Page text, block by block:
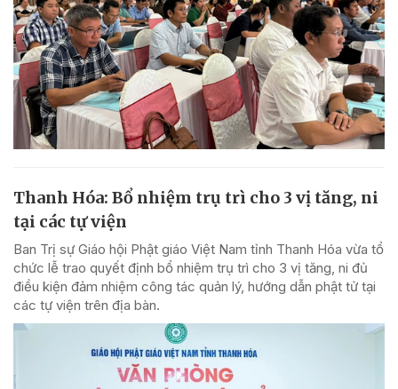
Thanh Hóa: Bổ nhiệm trụ trì cho 3 vị tăng, ni
tại các tự viện
Ban Trị sự Giáo hội Phật giáo Việt Nam tỉnh Thanh Hóa vừa tổ
chức lễ trao quyết định bổ nhiệm trụ trì cho 3 vị tăng, ni đủ
điều kiện đảm nhiệm công tác quản lý, hướng dẫn phật tử tại
các tự viện trên địa bàn.